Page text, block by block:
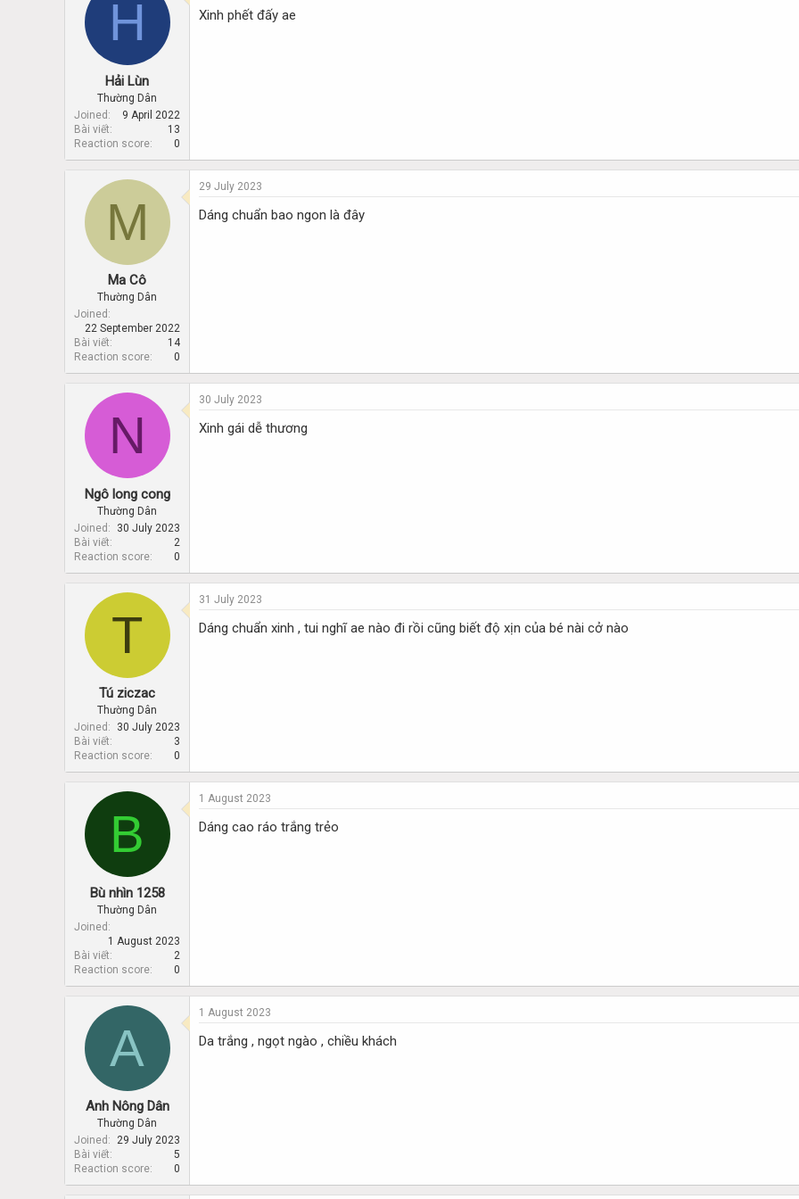
r
a
H
Hải Lùn
Thường Dân
Joined
9 April 2022
Bài viết
13
Reaction score
0
Xinh phết đấy ae
M
Ma Cô
Thường Dân
Joined
22 September 2022
Bài viết
14
Reaction score
0
29 July 2023
Dáng chuẩn bao ngon là đây
N
Ngô long cong
Thường Dân
Joined
30 July 2023
Bài viết
2
Reaction score
0
30 July 2023
Xinh gái dễ thương
T
Tú ziczac
Thường Dân
Joined
30 July 2023
Bài viết
3
Reaction score
0
31 July 2023
Dáng chuẩn xinh , tui nghĩ ae nào đi rồi cũng biết độ xịn của bé nài cở nào
B
Bù nhìn 1258
Thường Dân
Joined
1 August 2023
Bài viết
2
Reaction score
0
1 August 2023
Dáng cao ráo trắng trẻo
A
Anh Nông Dân
Thường Dân
Joined
29 July 2023
Bài viết
5
Reaction score
0
1 August 2023
Da trắng , ngọt ngào , chiều khách